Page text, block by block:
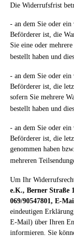
Die Widerrufsfrist
- an dem Sie oder
Beförderer ist, die
Sie eine oder
bestellt haben und
- an dem Sie oder
Beförderer ist, die
sofern Sie mehrere
bestellt haben und
- an dem Sie oder
Beförderer ist, die
genommen haben
mehreren
Um Ihr
e.K., Berner Straße
069/90547801, E-
eindeutigen
E-Mail) über Ihren
informieren. Sie